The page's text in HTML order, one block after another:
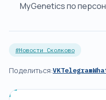
MyGenetics по
#Новости Сколково
Поделиться:VKTelegram